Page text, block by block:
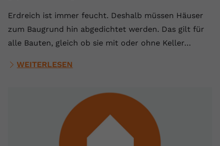
Erdreich ist immer feucht. Deshalb müssen Häuser
zum Baugrund hin abgedichtet werden. Das gilt für
alle Bauten, gleich ob sie mit oder ohne Keller…
WEITERLESEN